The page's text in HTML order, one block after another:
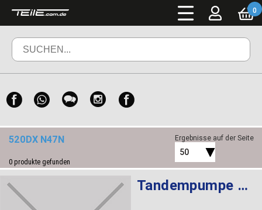
0
520DX N47N
0 produkte gefunden
Ergebnisse auf der Seite
50
Tandempumpe LFR-440 LUK